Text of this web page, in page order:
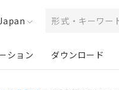
ション ダウンロード